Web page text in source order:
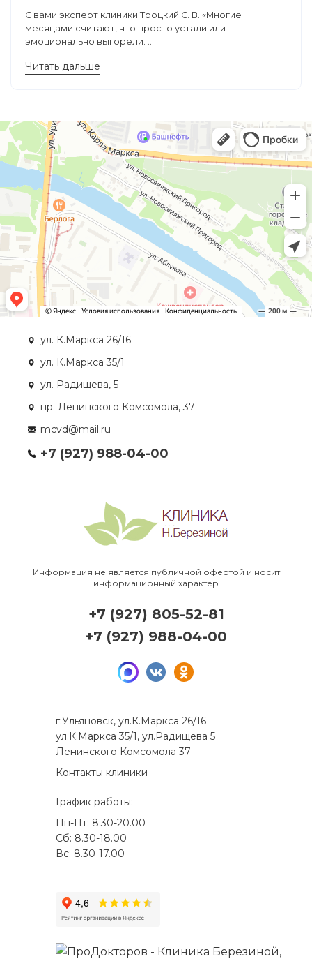
С вами эксперт клиники Троцкий С. В. «Многие
месяцами считают, что просто устали или
эмоционально выгорели. ...
Читать дальше
ул. К.Маркса 26/16
ул. К.Маркса 35/1
ул. Радищева, 5
пр. Ленинского Комсомола, 37
mcvd@mail.ru
+7 (927) 988-04-00
Информация не является публичной офертой и носит
информационный характер
г.Ульяновск, ул.К.Маркса 26/16
ул.К.Маркса 35/1, ул.Радищева 5
Ленинского Комсомола 37
Контакты клиники
График работы:
Пн-Пт: 8.30-20.00
Сб: 8.30-18.00
Вс: 8.30-17.00
+7 (927) 805-52-81
+7 (927) 988-04-00